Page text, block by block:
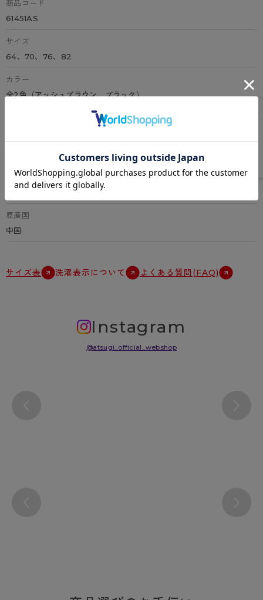
商品コード
61451AS
サイズ
64、70、76、82
カラー
全2色（アッシュブラウン、ブラック）
吸汗速乾加工、2WAYヘム、レースハイウエストボーン入り、クロス
お腹押え、骨盤サポートパワーネット、ヒップアップ、1枚履き可能(綿
マチ付き)、実用新案登録第3201359号
原産国
中国
サイズ表 洗濯表示について よくある質問(FAQ)
Instagram
@atsugi_official_webshop